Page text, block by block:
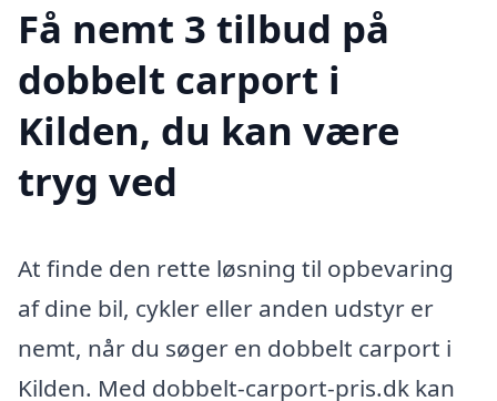
Få nemt 3 tilbud på
dobbelt carport i
Kilden, du kan være
tryg ved
At finde den rette løsning til opbevaring
af dine bil, cykler eller anden udstyr er
nemt, når du søger en dobbelt carport i
Kilden. Med dobbelt-carport-pris.dk kan